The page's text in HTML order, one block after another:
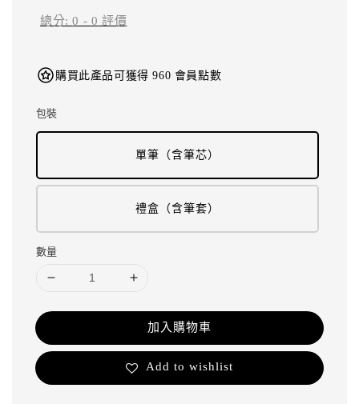
總分:0 - 0 評價
購買此產品可獲得 960 會員點數
包裝
單筆（含筆芯）
禮盒（含筆套）
數量
加入購物車
Add to wishlist